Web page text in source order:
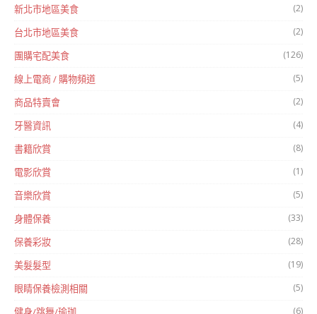
新北市地區美食 (2)
台北市地區美食 (2)
團購宅配美食 (126)
線上電商 / 購物頻道 (5)
商品特賣會 (2)
牙醫資訊 (4)
書籍欣賞 (8)
電影欣賞 (1)
音樂欣賞 (5)
身體保養 (33)
保養彩妝 (28)
美髮髮型 (19)
眼睛保養檢測相關 (5)
(6)